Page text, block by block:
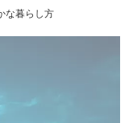
な暮らし方